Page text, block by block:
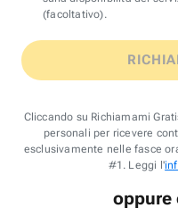
(facoltativo).
Cliccando su Richiamami
personali per ricevere
esclusivamente nelle fasce
#1. Leggi l'
oppure